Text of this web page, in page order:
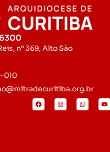
nº 369, Alto São
010